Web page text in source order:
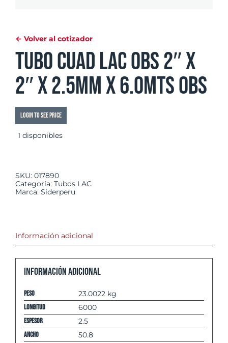
← Volver al cotizador
Tubo Cuad LAC OBS 2″ x
2″ x 2.5mm x 6.0mts OBS
Login to see price
1 disponibles
SKU: 017890
Categoría: Tubos LAC
Marca: Siderperu
Información adicional
Información adicional
Peso 23.0022 kg
Longitud 6000
espesor 2.5
Ancho 50.8